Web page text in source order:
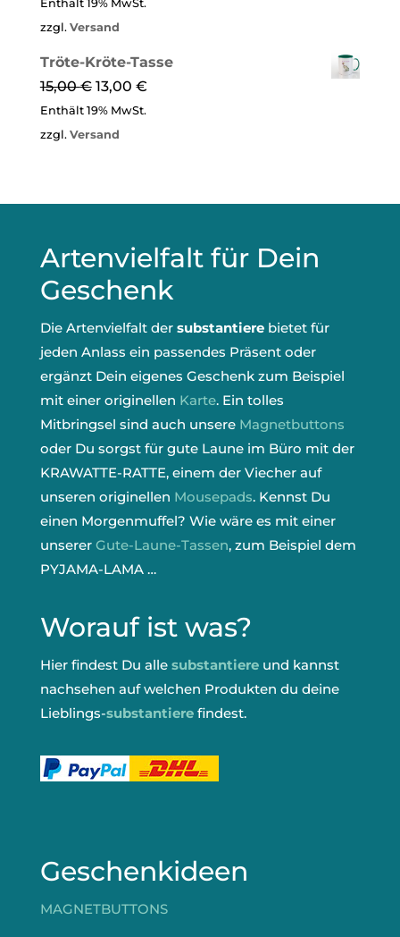
Enthält 19% MwSt.
zzgl. Versand
Tröte-Kröte-Tasse
15,00€ 13,00 €
Enthält 19% MwSt.
zzgl. Versand
Artenvielfalt für Dein
Geschenk
Die Artenvielfalt der substantierebietet für
jeden Anlass ein passendes Präsent oder
ergänzt Dein eigenes Geschenk zum Beispiel
mit einer originellen Karte. Ein tolles
Mitbringsel sind auch unsere Magnetbuttons
oder Du sorgst für gute Laune im Büro mit der
KRAWATTE-RATTE, einem der Viecher auf
unseren originellen Mousepads. Kennst Du
einen Morgenmuffel? Wie wäre es mit einer
unserer Gute-Laune-Tassen, zum Beispiel dem
PYJAMA-LAMA …
Worauf ist was?
Hier findest Du alle substantiereund kannst
nachsehen auf welchen Produkten du deine
Lieblings-substantierefindest.
Geschenkideen
MAGNETBUTTONS